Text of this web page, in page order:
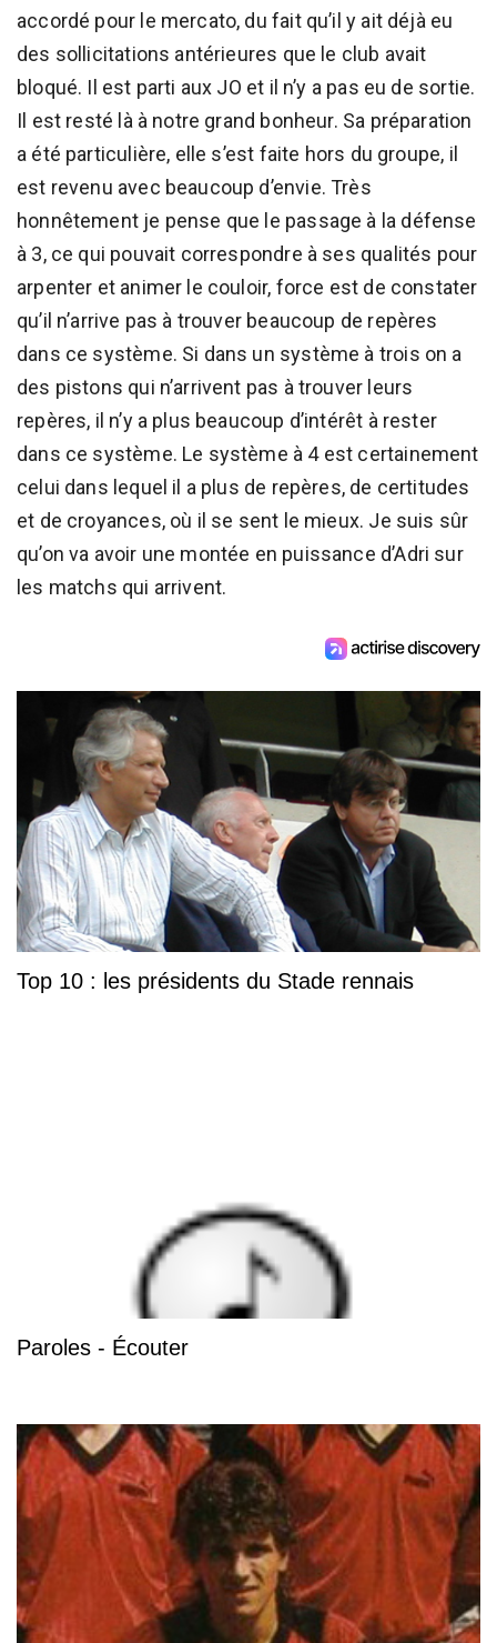
accordé pour le mercato, du fait qu’il y ait déjà eu
des sollicitations antérieures que le club avait
bloqué. Il est parti aux JO et il n’y a pas eu de sortie.
Il est resté là à notre grand bonheur. Sa préparation
a été particulière, elle s’est faite hors du groupe, il
est revenu avec beaucoup d’envie. Très
honnêtement je pense que le passage à la défense
à 3, ce qui pouvait correspondre à ses qualités pour
arpenter et animer le couloir, force est de constater
qu’il n’arrive pas à trouver beaucoup de repères
dans ce système. Si dans un système à trois on a
des pistons qui n’arrivent pas à trouver leurs
repères, il n’y a plus beaucoup d’intérêt à rester
dans ce système. Le système à 4 est certainement
celui dans lequel il a plus de repères, de certitudes
et de croyances, où il se sent le mieux. Je suis sûr
qu’on va avoir une montée en puissance d’Adri sur
les matchs qui arrivent.
Top 10 : les présidents du Stade rennais
Paroles - Écouter